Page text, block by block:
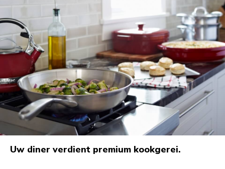
Uw diner verdient premium kookgerei.